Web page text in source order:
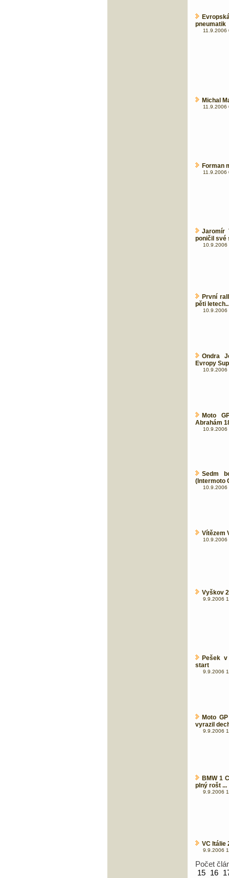
pneumatik
11.9.2006
Michal
11.9.2006
Forman
11.9.2006
Jaromír
poničil své
10.9.2006
První
pěti
10.9.2006
Ondra
Evropy
10.9.2006
Moto
Abrahám
10.9.2006
Sedm
(Intermoto
10.9.2006
Vítězem
10.9.2006
Vyškov
9.9.2006
Pešek
start
9.9.2006
Moto
vyrazil
9.9.2006
BMW 1
plný rošt ...
9.9.2006
VC Itálie
9.9.2006
Počet
15 16